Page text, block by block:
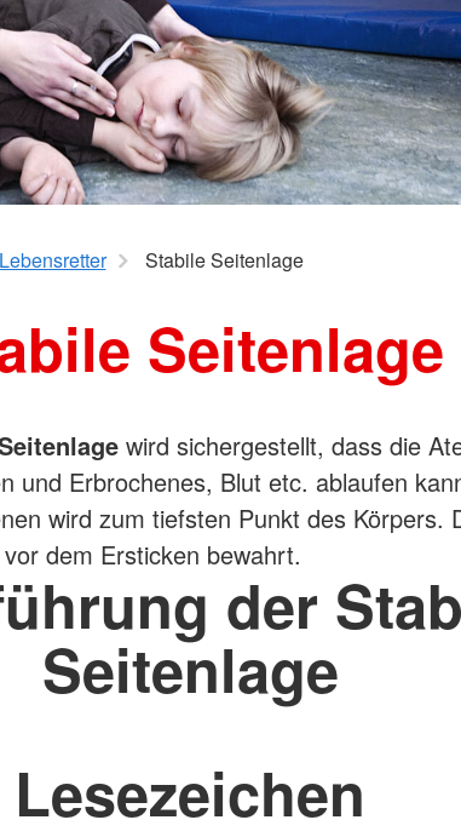
Stabile Seitenlage
Seitenlage
wird sichergestellt, dass die
und Erbrochenes, Blut etc. ablaufen
wird zum tiefsten Punkt des Körpers.
dem Ersticken bewahrt.
der
Seitenlage
Lesezeichen